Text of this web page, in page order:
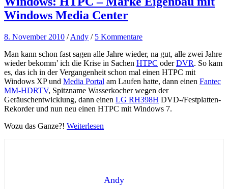
Windows Media Center
8. November 2010 /Andy / 5 Kommentare
Man kann schon fast sagen alle Jahre wieder, na gut, alle zwei Jahre
wieder bekomm’ ich die Krise in Sachen HTPC oderDVR. So kam
es, das ich in der Vergangenheit schon mal einen HTPC mit
Windows XP und Media Portal am Laufen hatte, dann einen Fantec
MM-HDRTV, Spitzname Wasserkocher wegen der
Geräuschentwicklung, dann einen LG RH398H DVD-/Festplatten-
Rekorder und nun neu einen HTPC mit Windows 7.
Wozu das Ganze?! Weiterlesen
Andy